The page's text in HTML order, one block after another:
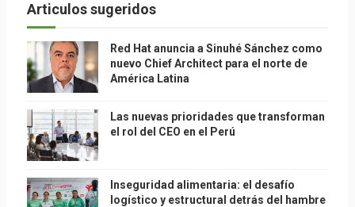
Articulos sugeridos
Red Hat anuncia a Sinuhé Sánchez como
nuevo Chief Architect para el norte de
América Latina
Las nuevas prioridades que transforman
el rol del CEO en el Perú
Inseguridad alimentaria: el desafío
logístico y estructural detrás del hambre